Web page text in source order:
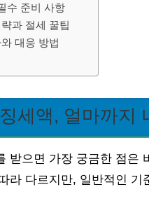
수 준비 사항
과 절세 꿀팁
대응 방법
세액, 얼마까지
받으면 가장 궁금한 점은
라 다르지만, 일반적인